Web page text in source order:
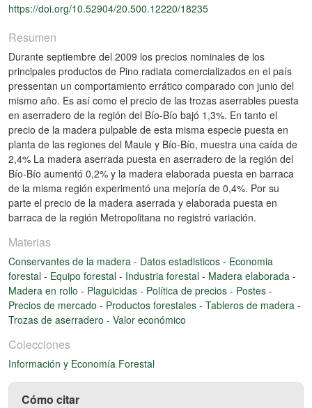
https://doi.org/10.52904/20.500.12220/18235
Resumen
Durante septiembre del 2009 los precios nominales de los
principales productos de Pino radiata comercializados en el país
pressentan un comportamiento errático comparado con junio del
mismo año. Es así como el precio de las trozas aserrables puesta
en aserradero de la región del Bío-Bío bajó 1,3%. En tanto el
precio de la madera pulpable de esta misma especie puesta en
planta de las regiones del Maule y Bío-Bío, muestra una caída de
2,4% La madera aserrada puesta en aserradero de la región del
Bío-Bío aumentó 0,2% y la madera elaborada puesta en barraca
de la misma región experimentó una mejoría de 0,4%. Por su
parte el precio de la madera aserrada y elaborada puesta en
barraca de la región Metropolitana no registró variación.
Materias
Conservantes de la madera - Datos estadisticos - Economia
forestal - Equipo forestal - Industria forestal - Madera elaborada -
Madera en rollo - Plaguicidas - Política de precios - Postes -
Precios de mercado - Productos forestales - Tableros de madera -
Trozas de aserradero - Valor económico
Colecciones
Información y Economía Forestal
Cómo citar